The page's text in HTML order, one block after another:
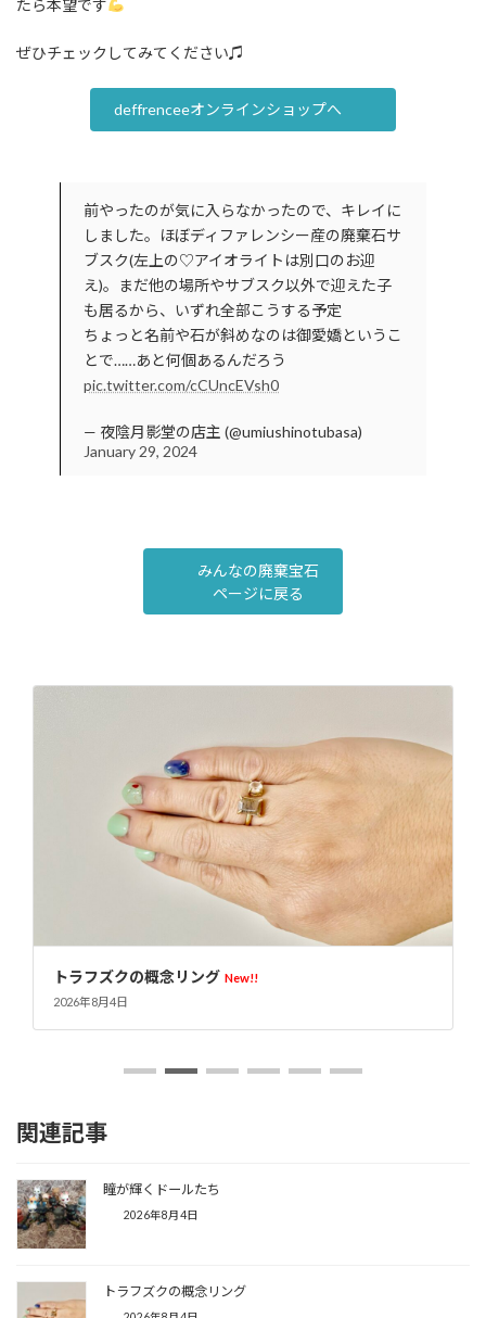
たら本望です
ぜひチェックしてみてください♫
deffrenceeオンラインショップへ
前やったのが気に入らなかったので、キレイに
しました。ほぼディファレンシー産の廃棄石サ
ブスク(左上の♡アイオライトは別口のお迎
え)。まだ他の場所やサブスク以外で迎えた子
も居るから、いずれ全部こうする予定
ちょっと名前や石が斜めなのは御愛嬌というこ
とで……あと何個あるんだろう
pic.twitter.com/cCUncEVsh0
— 夜陰月影堂の店主 (@umiushinotubasa)
January 29, 2024
みんなの廃棄宝石
ページに戻る
オリジナルアクリルケース
関連記事
瞳が輝くドールたち
2026年8月4日
トラフズクの概念リング